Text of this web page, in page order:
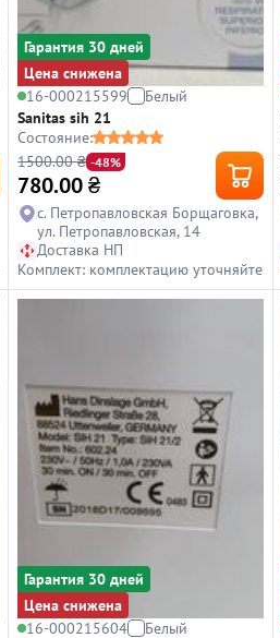
Гарантия 30 дней
Цена снижена
16-000215599
Белый
Sanitas sih 21
Состояние:
1500.00 ₴ -48%
780.00 ₴
с. Петропавловская Борщаговка,
ул. Петропавловская, 14
Доставка НП
Комплект: комплектацию уточняйте
Гарантия 30 дней
Цена снижена
16-000215604
Белый